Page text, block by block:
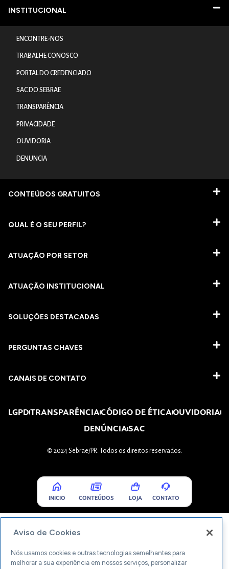
INSTITUCIONAL
ENCONTRE-NOS
TRABALHE CONOSCO
PORTAL DO CREDENCIADO
SAC DO SEBRAE
TRANSPARÊNCIA
PRIVACIDADE
OUVIDORIA
DENUNCIA
CONTEÚDOS GRATUITOS
QUAL É O SEU PERFIL?
ATUAÇÃO POR SETOR
ATUAÇÃO INSTITUCIONAL
SOLUÇÕES DESTACADAS
PERGUNTAS CHAVES​
CANAIS DE CONTATO
LGPDTRANSPARÊNCIACÓDIGO DE ÉTICAOUVIDORIA
DENÚNCIASAC
© 2024 Sebrae/PR. Todos os direitos reservados.
INICIO CONTEÚDOS LOJA CONTATO
Aviso de Cookies
Nós usamos cookies e outras tecnologias semelhantes para
melhorar a sua experiência em nossos serviços, personalizar